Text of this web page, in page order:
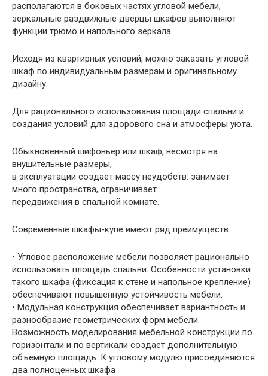
располагаются в боковых частях угловой мебели,
зеркальные раздвижные дверцы шкафов выполняют
функции трюмо и напольного зеркала.
Исходя из квартирных условий, можно заказать угловой
шкаф по индивидуальным размерам и оригинальному
дизайну.
Для рационального использования площади спальни и
создания условий для здорового сна и атмосферы уюта.
Обыкновенный шифоньер или шкаф, несмотря на
внушительные размеры,
в эксплуатации создает массу неудобств: занимает
много пространства, ограничивает
передвижения в спальной комнате.
Современные шкафы-купе имеют ряд преимуществ:
• Угловое расположение мебели позволяет рационально
использовать площадь спальни. Особенности установки
такого шкафа (фиксация к стене и напольное крепление)
обеспечивают повышенную устойчивость мебели.
• Модульная конструкция обеспечивает вариантность и
разнообразие геометрических форм мебели.
Возможность моделирования мебельной конструкции по
горизонтали и по вертикали создает дополнительную
объемную площадь. К угловому модулю присоединяются
два полноценных шкафа